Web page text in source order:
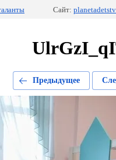
Сайт:
Предыдущее